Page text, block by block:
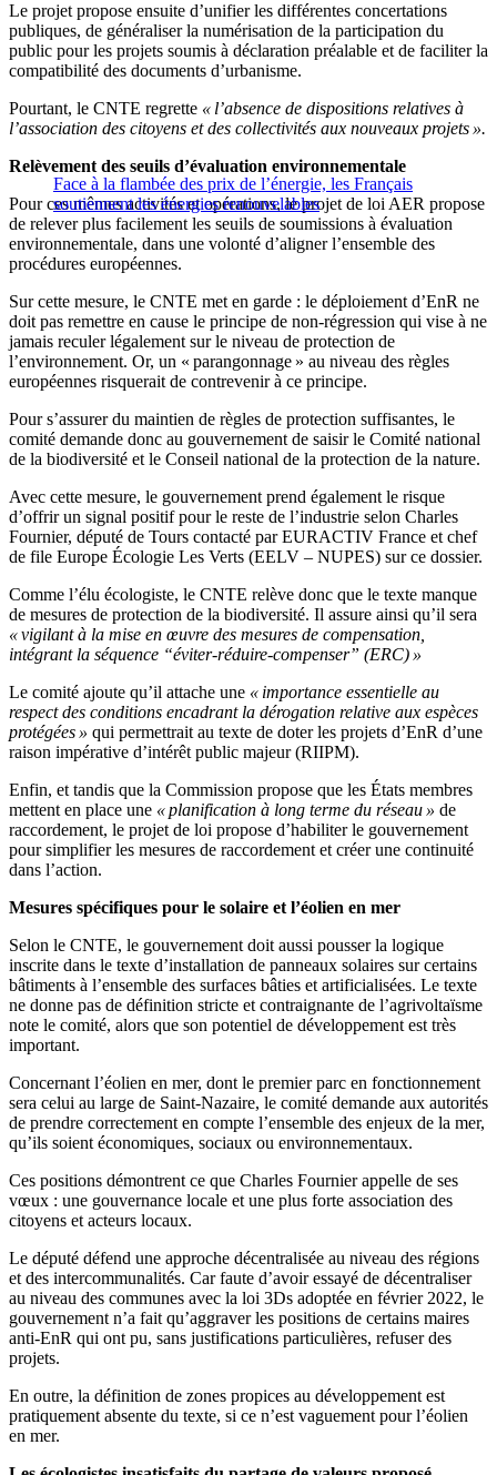
Le projet propose ensuite d’unifier les différentes concertations
publiques, de généraliser la numérisation de la participation du
public pour les projets soumis à déclaration préalable et de faciliter la
compatibilité des documents d’urbanisme.
Pourtant, le CNTE regrette « l’absence de dispositions relatives à
l’association des citoyens et des collectivités aux nouveaux projets ».
Face à la flambée des prix de l’énergie, les Français
soutiennent les énergies renouvelables
Relèvement des seuils d’évaluation environnementale
Pour ces mêmes activités et opérations, le projet de loi AER propose
de relever plus facilement les seuils de soumissions à évaluation
environnementale, dans une volonté d’aligner l’ensemble des
procédures européennes.
Sur cette mesure, le CNTE met en garde : le déploiement d’EnR ne
doit pas remettre en cause le principe de non-régression qui vise à ne
jamais reculer légalement sur le niveau de protection de
l’environnement. Or, un « parangonnage » au niveau des règles
européennes risquerait de contrevenir à ce principe.
Pour s’assurer du maintien de règles de protection suffisantes, le
comité demande donc au gouvernement de saisir le Comité national
de la biodiversité et le Conseil national de la protection de la nature.
Avec cette mesure, le gouvernement prend également le risque
d’offrir un signal positif pour le reste de l’industrie selon Charles
Fournier, député de Tours contacté par EURACTIV France et chef
de file Europe Écologie Les Verts (EELV – NUPES) sur ce dossier.
Comme l’élu écologiste, le CNTE relève donc que le texte manque
de mesures de protection de la biodiversité. Il assure ainsi qu’il sera
« vigilant à la mise en œuvre des mesures de compensation,
intégrant la séquence “éviter-réduire-compenser” (ERC) »
Le comité ajoute qu’il attache une « importance essentielle au
respect des conditions encadrant la dérogation relative aux espèces
protégées » qui permettrait au texte de doter les projets d’EnR d’une
raison impérative d’intérêt public majeur (RIIPM).
Enfin, et tandis que la Commission propose que les États membres
mettent en place une « planification à long terme du réseau » de
raccordement, le projet de loi propose d’habiliter le gouvernement
pour simplifier les mesures de raccordement et créer une continuité
dans l’action.
Mesures spécifiques pour le solaire et l’éolien en mer
Selon le CNTE, le gouvernement doit aussi pousser la logique
inscrite dans le texte d’installation de panneaux solaires sur certains
bâtiments à l’ensemble des surfaces bâties et artificialisées. Le texte
ne donne pas de définition stricte et contraignante de l’agrivoltaïsme
note le comité, alors que son potentiel de développement est très
important.
Concernant l’éolien en mer, dont le premier parc en fonctionnement
sera celui au large de Saint-Nazaire, le comité demande aux autorités
de prendre correctement en compte l’ensemble des enjeux de la mer,
qu’ils soient économiques, sociaux ou environnementaux.
Ces positions démontrent ce que Charles Fournier appelle de ses
vœux : une gouvernance locale et une plus forte association des
citoyens et acteurs locaux.
Le député défend une approche décentralisée au niveau des régions
et des intercommunalités. Car faute d’avoir essayé de décentraliser
au niveau des communes avec la loi 3Ds adoptée en février 2022, le
gouvernement n’a fait qu’aggraver les positions de certains maires
anti-EnR qui ont pu, sans justifications particulières, refuser des
projets.
En outre, la définition de zones propices au développement est
pratiquement absente du texte, si ce n’est vaguement pour l’éolien
en mer.